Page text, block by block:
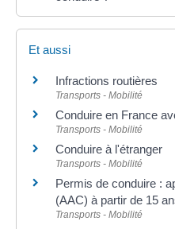
Et aussi
Infractions routières
Transports - Mobilité
Conduire en France
Transports - Mobilité
Conduire à l'étranger
Transports - Mobilité
Permis de conduire :
(AAC) à partir de 15
Transports - Mobilité